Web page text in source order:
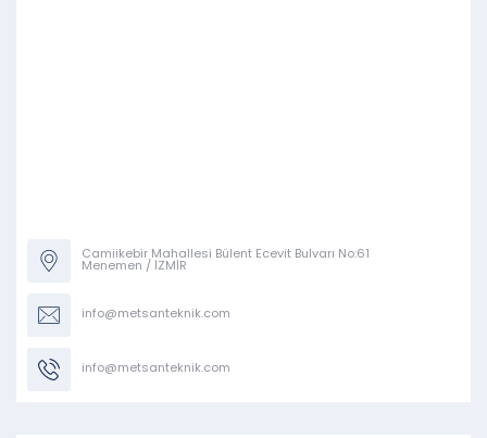
Camiikebir Mahallesi Bülent Ecevit Bulvarı No:61
Menemen / İZMİR
info@metsanteknik.com
info@metsanteknik.com